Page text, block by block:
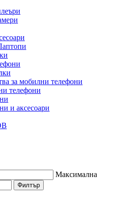
за мобилни телефони
телефони
и аксесоари
Максимална
Филтър